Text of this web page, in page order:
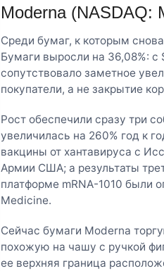
Moderna (NASDAQ:
Среди бумаг, к которым
Бумаги выросли на 36,08%: с
сопутствовало заметное
покупатели, а не закрытие
Рост обеспечили сразу три
увеличилась на 260% год к
вакцины от хантавируса с
Армии США; а результаты
платформе mRNA-1010 были
Medicine.
Сейчас бумаги Moderna
похожую на чашу с ручкой
ее верхняя граница